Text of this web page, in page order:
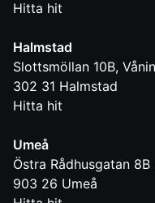
Hitta hit
Halmstad
Slottsmöllan 10B,
302 31 Halmstad
Hitta hit
Umeå
Östra Rådhusgatan 8B
903 26 Umeå